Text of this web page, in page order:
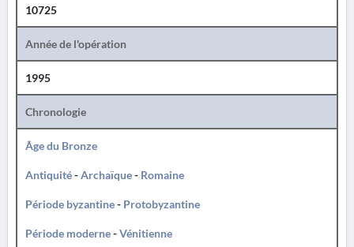
10725
Année de l'opération
1995
Chronologie
Âge du Bronze
Antiquité-Archaïque- Romaine
Période byzantine- Protobyzantine
Période moderne-Vénitienne